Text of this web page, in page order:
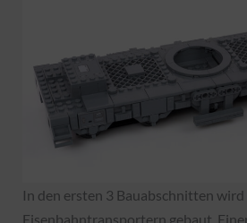
In den ersten 3 Bauabschnitten
Eisenbahntransportern gebaut.